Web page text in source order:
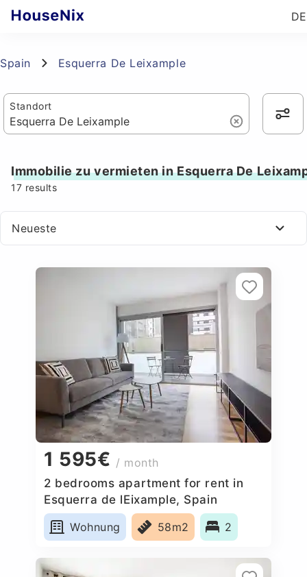
DE
Spain Esquerra De Leixample
Standort
Immobilie zu vermieten in Esquerra De
17 results
Neueste
1 595€ / month
2 bedrooms apartment for rent in
Esquerra de lEixample, Spain
Wohnung
58m2 2